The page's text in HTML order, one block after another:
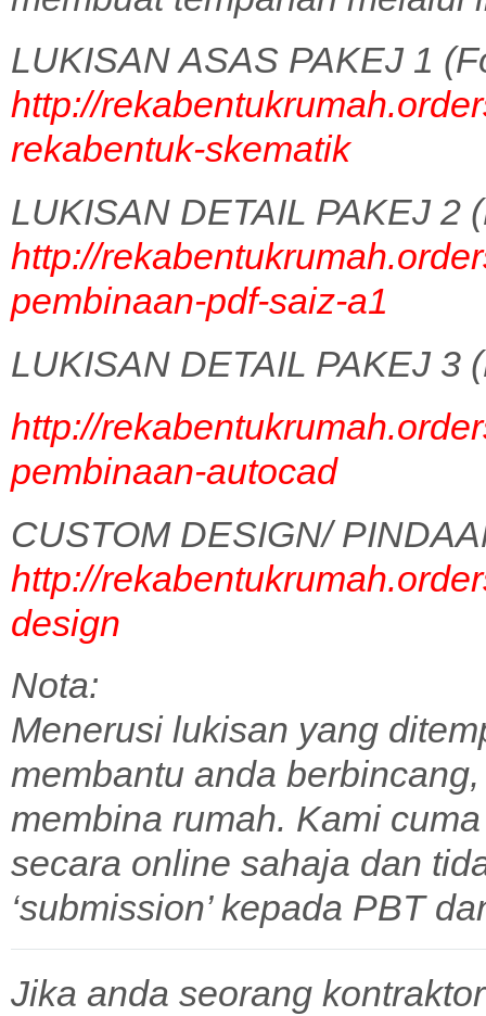
LUKISAN ASAS PAKEJ 1
http://
rekabentuk-skematik
LUKISAN DETAIL PAKEJ 2
http://
pembinaan-pdf-saiz-a1
LUKISAN DETAIL PAKEJ 3
http://
pembinaan-autocad
CUSTOM DESIGN/
http://
design
Nota:
Menerusi lukisan yang
membantu anda
membina rumah. Kami
secara online sahaja dan
‘submission’ kepada PBT
Jika anda seorang